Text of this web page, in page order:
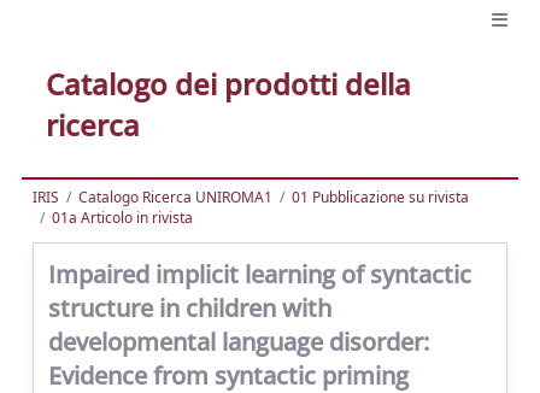
Catalogo dei prodotti della
ricerca
IRIS Catalogo Ricerca UNIROMA1
01 Pubblicazione su rivista
01a Articolo in rivista
Impaired implicit learning of syntactic
structure in children with
developmental language disorder:
Evidence from syntactic priming